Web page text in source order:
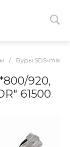
/ Буры SDS-max
920,
61500